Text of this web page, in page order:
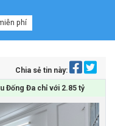
tin, tư vấn
phí
Chia sẻ tin này:
Đống Đa chỉ với 2.85 tỷ